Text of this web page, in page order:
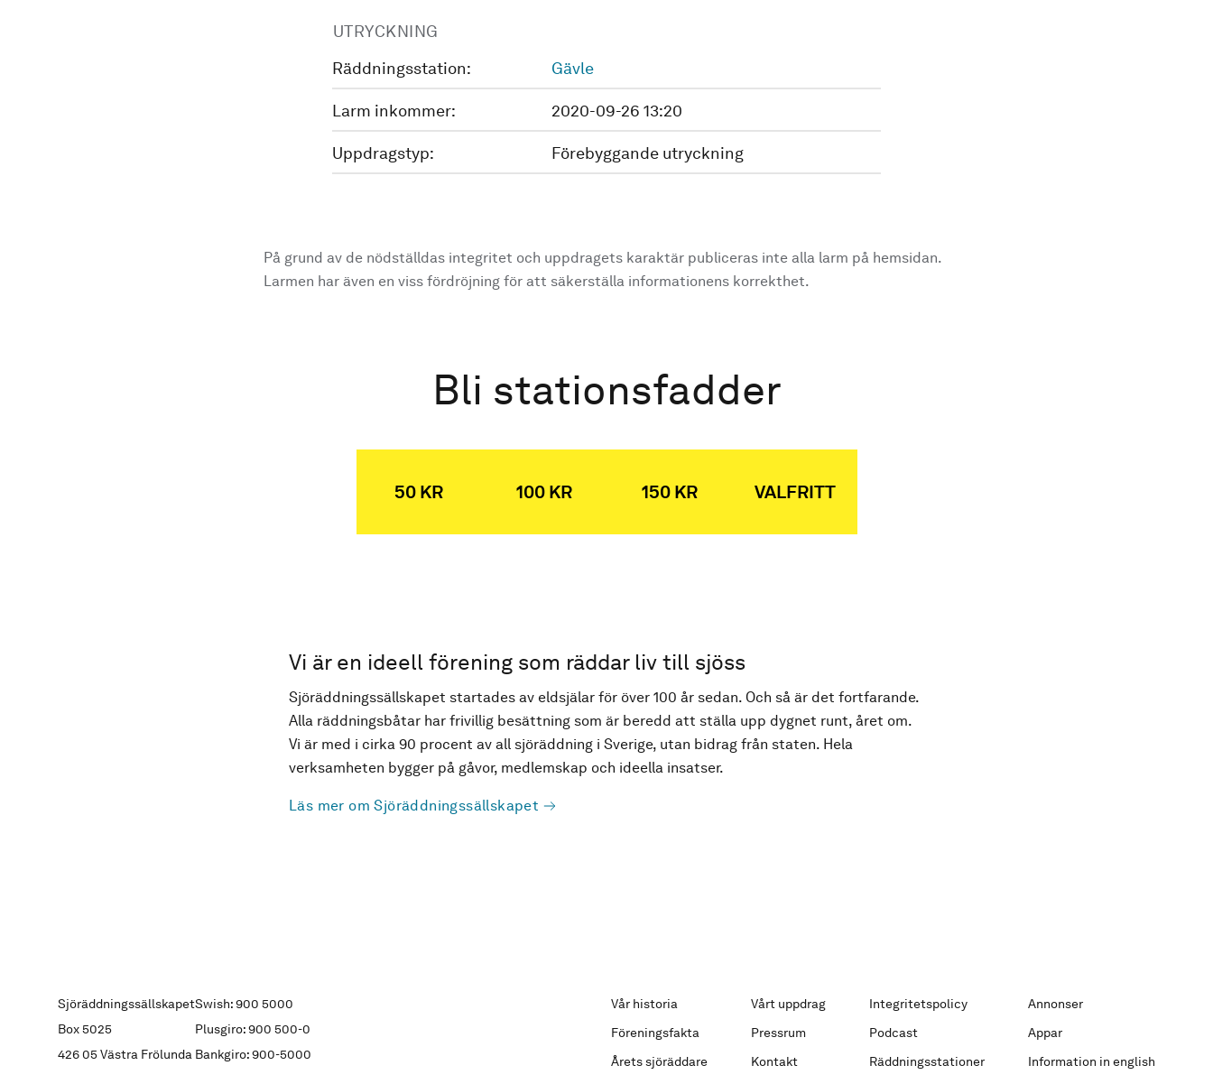
UTRYCKNING
Räddningsstation:
Gävle
Larm inkommer: 2020-09-26 13:20
Uppdragstyp: Förebyggande utryckning
På grund av de nödställdas integritet och uppdragets karaktär publiceras inte alla larm på hemsidan.
Larmen har även en viss fördröjning för att säkerställa informationens korrekthet.
Bli stationsfadder
50 KR 100 KR 150 KR VALFRITT
Vi är en ideell förening som räddar liv till sjöss
Sjöräddningssällskapet startades av eldsjälar för över 100 år sedan. Och så är det fortfarande.
Alla räddningsbåtar har frivillig besättning som är beredd att ställa upp dygnet runt, året om.
Vi är med i cirka 90 procent av all sjöräddning i Sverige, utan bidrag från staten. Hela
verksamheten bygger på gåvor, medlemskap och ideella insatser.
Läs mer om Sjöräddningssällskapet
Sjöräddningssällskapet
Box 5025
426 05 Västra Frölunda
Swish: 900 5000
Plusgiro: 900 500-0
Bankgiro: 900-5000
Vår historia Vårt uppdrag Integritetspolicy
Annonser
Föreningsfakta
Pressrum Podcast
Appar
Årets sjöräddare
Kontakt Räddningsstationer
Information in english